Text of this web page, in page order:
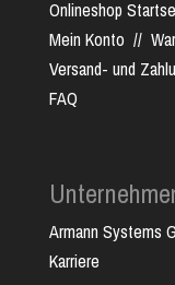
Onlineshop
Mein Konto //
Versand- und
FAQ
Armann Systems
Karriere